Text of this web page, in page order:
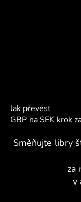
Jak převést
GBP na SEK krok
Směňujte libry
za
v